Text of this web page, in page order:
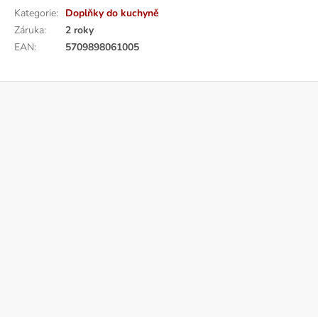
Kategorie: Doplňky do kuchyně
Záruka:
2 roky
EAN: 5709898061005
Z